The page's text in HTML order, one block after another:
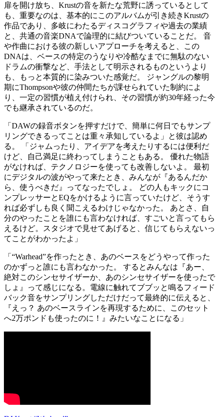
扉を開け放ち、Krustの音を新たな荒野に誘っているとして
も、重要なのは、基本的にこのアルバムが引き続きKrustの
作品であり、多岐にわたるディスコグラフィや過去の業績
と、共通の音楽DNAで論理的に結びついていることだ。 音
や作曲における彼の新しいアプローチを考えると、この
DNAは、ベースの特定のうなりや冷酷なまでに無駄のない
ドラムの衝撃など、手法として明示されるものというより
も、もっと本質的に染みついた感覚だ。 ジャングルの黎明
期にThompsonや彼の仲間たちが課せられていた制約によ
り、一定の習慣が植え付けられ、その習慣が約30年経った今
でも継承されているのだ。
「DAWの録音ボタンを押すだけで、簡単に何日でもサンプ
リングできるってことは重々承知しているよ」と彼は認め
る。 「ジャムったり、アイデアを考えたりするには便利だ
けど、自己満足に終わってしまうこともある。 優れた物語
がなければ、テクノロジーを使っても改善しないよ。 最初
にデジタルの波がやって来たとき、みんなが『あるんだか
ら、使うべきだ』ってなったでしょ。 どの人もキックにコ
ンプレッサーとEQをかけるように言っていたけど、そうす
れば必ずしも良く聞こえるわけじゃなかった。 あとさ、自
分のやったことを誰にも言わなければ、すごいと言ってもら
えるけど。スタジオで見せてあげると、信じてもらえないっ
てことがわかったよ」
「“Warhead”を作ったとき、あのベースをどうやって作った
のかずっと誰にも言わなかった。 するとみんなは『あー、
絶対このシンセサイザーか、あのシンセサイザーを使ったで
しょ』って感じになる。電線に触れてブブッと鳴るフィード
バック音をサンプリングしただけだって最終的に伝えると、
『えっ？ あのベースラインを再現するために、このセット
へ2万ポンドも使ったのに！』みたいなことになる」